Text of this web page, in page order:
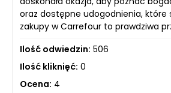
oraz dostępne udogodnienia, które
zakupy w Carrefour to prawdziwa
Ilość odwiedzin: 506
Ilość kliknięć: 0
Ocena: 4